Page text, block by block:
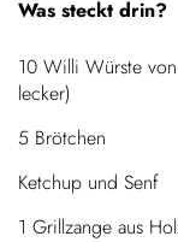
Karriere
News
Kontakt
Was steckt drin?
10 Willi Würste
lecker)
5 Bröt­chen
Ketchup und Senf
1 Grill­zange aus